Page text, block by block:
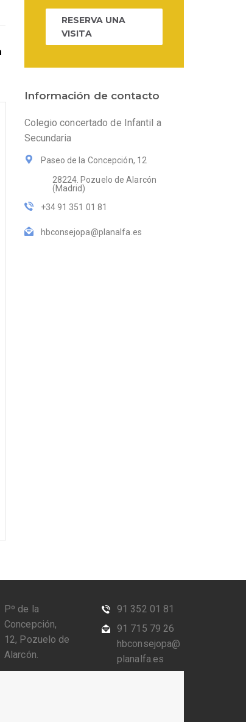
RESERVA UNA
VISITA
Información de contacto
Colegio concertado de Infantil a
Secundaria
Paseo de la Concepción, 12
28224. Pozuelo de Alarcón
(Madrid)
+34 91 351 01 81
hbconsejopa@planalfa.es
Pº de la
Concepción,
12, Pozuelo de
Alarcón.
91 352 01 81
91 715 79 26
hbconsejopa@
planalfa.es